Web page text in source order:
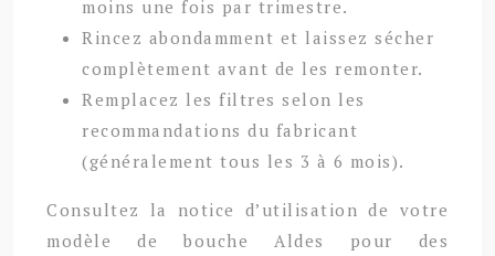
moins une fois par trimestre.
Rincez abondamment et laissez sécher
complètement avant de les remonter.
Remplacez les filtres selon les
recommandations du fabricant
(généralement tous les 3 à 6 mois).
Consultez la notice d’utilisation de votre
modèle de bouche Aldes pour des